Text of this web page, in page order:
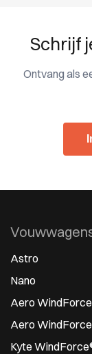
Schrijf
Ontvang als
Astro
Nano
Aero
Aero
Kyte